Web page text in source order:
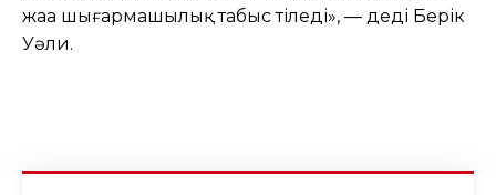
жаңа шығармашылық табыс тіледі», — деді Берік
Уәли.